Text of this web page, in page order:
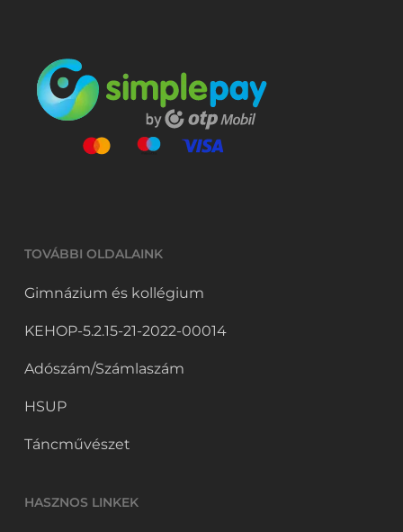
TOVÁBBI OLDALAINK
Gimnázium és kollégium
KEHOP-5.2.15-21-2022-00014
Adószám/Számlaszám
HSUP
Táncművészet
HASZNOS LINKEK